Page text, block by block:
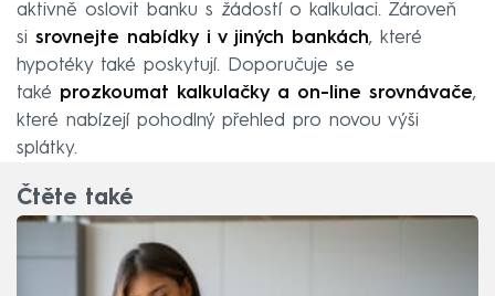
aktivně oslovit banku s žádostí o kalkulaci. Zároveň
si srovnejte nabídky i v jiných bankách, které
hypotéky také poskytují. Doporučuje se
také prozkoumat kalkulačky a on-line srovnávače,
které nabízejí pohodlný přehled pro novou výši
splátky.
Čtěte také